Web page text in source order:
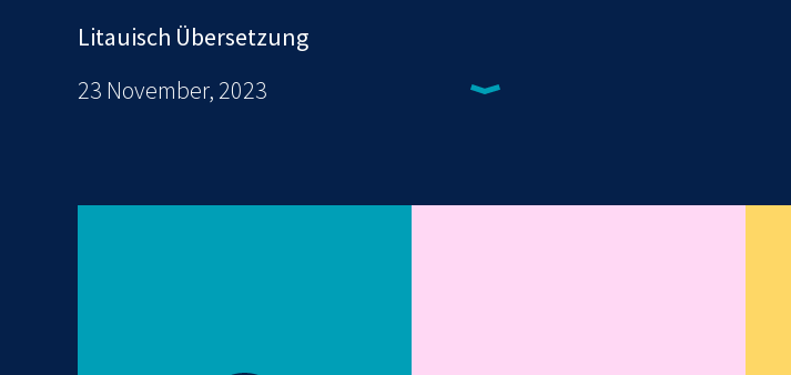
Litauisch Übersetzung
23 November, 2023